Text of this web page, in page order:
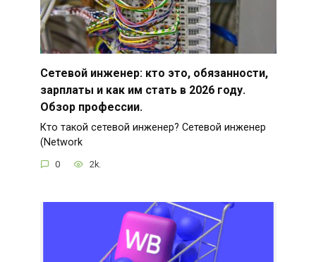
Сетевой инженер: кто это, обязанности,
зарплаты и как им стать в 2026 году.
Обзор профессии.
Кто такой сетевой инженер? Сетевой инженер
(Network
0 2k.